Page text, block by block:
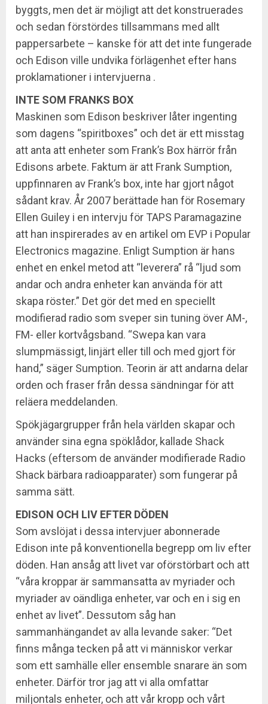
byggts, men det är möjligt att det konstruerades
och sedan förstördes tillsammans med allt
pappersarbete – kanske för att det inte fungerade
och Edison ville undvika förlägenhet efter hans
proklamationer i intervjuerna .
INTE SOM FRANKS BOX
Maskinen som Edison beskriver låter ingenting
som dagens “spiritboxes” och det är ett misstag
att anta att enheter som Frank’s Box härrör från
Edisons arbete. Faktum är att Frank Sumption,
uppfinnaren av Frank’s box, inte har gjort något
sådant krav. År 2007 berättade han för Rosemary
Ellen Guiley i en intervju för TAPS Paramagazine
att han inspirerades av en artikel om EVP i Popular
Electronics magazine. Enligt Sumption är hans
enhet en enkel metod att “leverera” rå “ljud som
andar och andra enheter kan använda för att
skapa röster.” Det gör det med en speciellt
modifierad radio som sveper sin tuning över AM-,
FM- eller kortvågsband. “Swepa kan vara
slumpmässigt, linjärt eller till och med gjort för
hand,” säger Sumption. Teorin är att andarna delar
orden och fraser från dessa sändningar för att
reläera meddelanden.
Spökjägargrupper från hela världen skapar och
använder sina egna spöklådor, kallade Shack
Hacks (eftersom de använder modifierade Radio
Shack bärbara radioapparater) som fungerar på
samma sätt.
EDISON OCH LIV EFTER DÖDEN
Som avslöjat i dessa intervjuer abonnerade
Edison inte på konventionella begrepp om liv efter
döden. Han ansåg att livet var oförstörbart och att
“våra kroppar är sammansatta av myriader och
myriader av oändliga enheter, var och en i sig en
enhet av livet”. Dessutom såg han
sammanhängandet av alla levande saker: “Det
finns många tecken på att vi människor verkar
som ett samhälle eller ensemble snarare än som
enheter. Därför tror jag att vi alla omfattar
miljontals enheter, och att vår kropp och vårt